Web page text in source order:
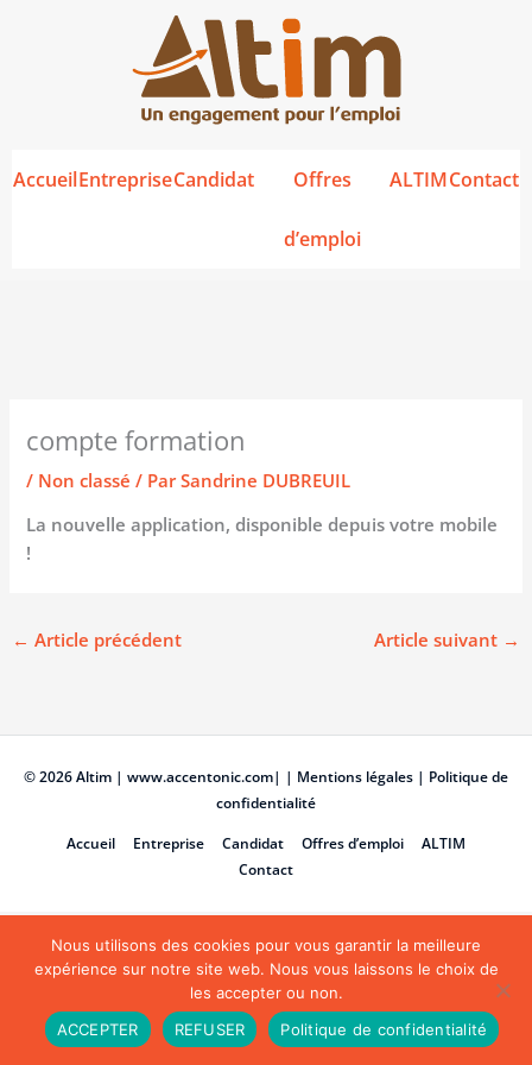
AccueilEntrepriseCandidat Offres
d’emploi
ALTIMContact
compte formation
/ Non classé / ParSandrine DUBREUIL
La nouvelle application, disponible depuis votre mobile
!
← Article précédent Article suivant →
© 2026Altim | www.accentonic.com| | Mentions légales | Politique de
confidentialité
Accueil
Entreprise Candidat Offres d’emploi
ALTIM
Contact
Nous utilisons des cookies pour vous garantir la meilleure
expérience sur notre site web. Nous vous laissons le choix de
les accepter ou non.
ACCEPTER
REFUSER Politique de confidentialité